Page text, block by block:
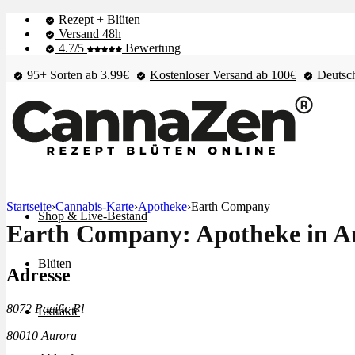
Rezept + Blüten
Versand 48h
4.7/5
Bewertung
95+ Sorten ab 3.99€
Kostenloser Versand ab 100€
Shop & Live-Bestand
Blüten
Extrakte
Startseite›Cannabis-Karte›Apotheke›Earth Company
Earth Company: Apotheke in
Adresse
8072 Pacific Pl
80010 Aurora